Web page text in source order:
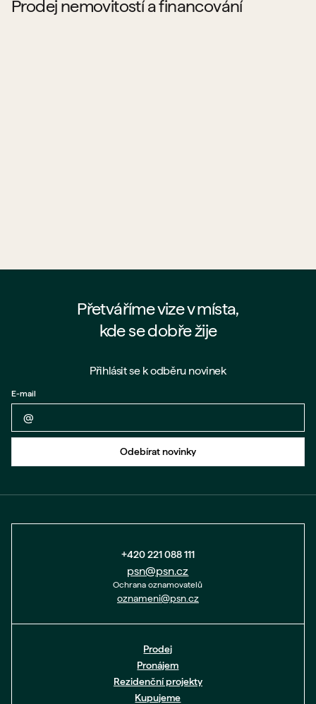
Prodej nemovitostí a financování
Přetváříme vize v místa,
kde se dobře žije
Zpět na formulář
Přihlásit se k odběru novinek
E-mail
Odebírat novinky
+420 221 088 111
psn@psn.cz
Ochrana oznamovatelů
oznameni@psn.cz
Prodej
Pronájem
Rezidenční projekty
Kupujeme